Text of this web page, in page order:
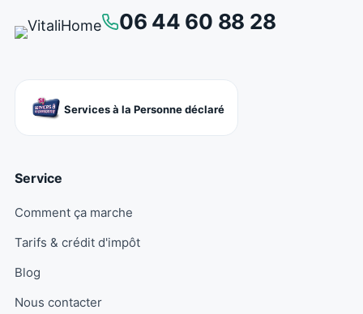
06 44 60 88 28
Services à la Personne déclaré
Service
Comment ça marche
Tarifs & crédit d'impôt
Blog
Nous contacter